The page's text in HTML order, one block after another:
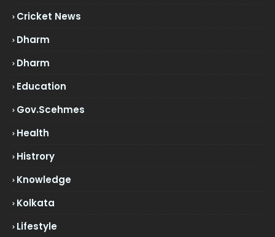
Cricket News
Dharm
Dharm
Education
Gov.scehmes
Health
Histrory
Knowledge
Kolkata
Lifestyle